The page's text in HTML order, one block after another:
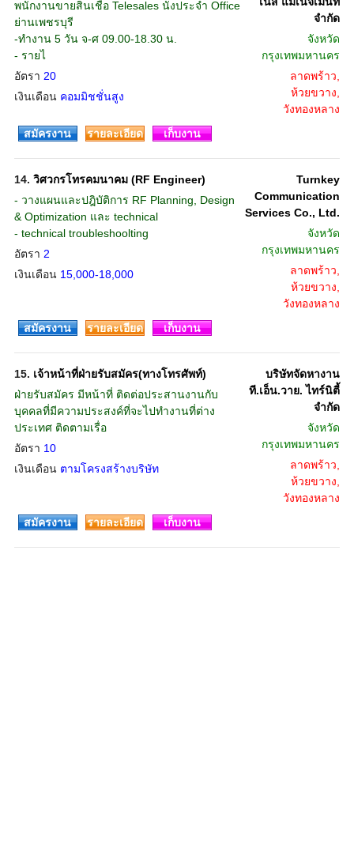
พนักงานขายสินเชื่อ Telesales นั่งประจำ Office
ย่านเพชรบุรี
-ทำงาน 5 วัน จ-ศ 09.00-18.30 น.
- รายไ
อัตรา 20
เงินเดือน คอมมิชชั่นสูง
จำกัด
จังหวัด
กรุงเทพมหานคร
ลาดพร้าว,
ห้วยขวาง,
วังทองหลาง
สมัครงาน
รายละเอียด เก็บงาน
14. วิศวกรโทรคมนาคม (RF Engineer)
- วางแผนและปฎิบัติการ RF Planning, Design
& Optimization และ technical
- technical troubleshoolting
อัตรา 2
เงินเดือน 15,000-18,000
Turnkey
Communication
Services Co., Ltd.
จังหวัด
กรุงเทพมหานคร
ลาดพร้าว,
ห้วยขวาง,
วังทองหลาง
สมัครงาน
รายละเอียด เก็บงาน
15. เจ้าหน้าที่ฝ่ายรับสมัคร(ทางโทรศัพท์)
ฝ่ายรับสมัคร มีหน้าที่ ติดต่อประสานงานกับ
บุคคลที่มีความประสงค์ที่จะไปทำงานที่ต่าง
ประเทศ ติดตามเรื่อ
อัตรา 10
เงินเดือน ตามโครงสร้างบริษัท
บริษัทจัดหางาน
ที.เอ็น.วาย. ไทร์นิตี้
จำกัด
จังหวัด
กรุงเทพมหานคร
ลาดพร้าว,
ห้วยขวาง,
วังทองหลาง
สมัครงาน
รายละเอียด เก็บงาน